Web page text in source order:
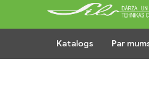
Katalogs Par